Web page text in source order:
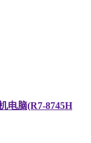
电脑(R7-8745H